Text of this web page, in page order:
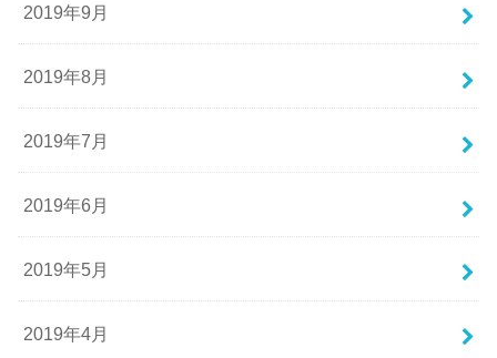
2019年9月
2019年8月
2019年7月
2019年6月
2019年5月
2019年4月